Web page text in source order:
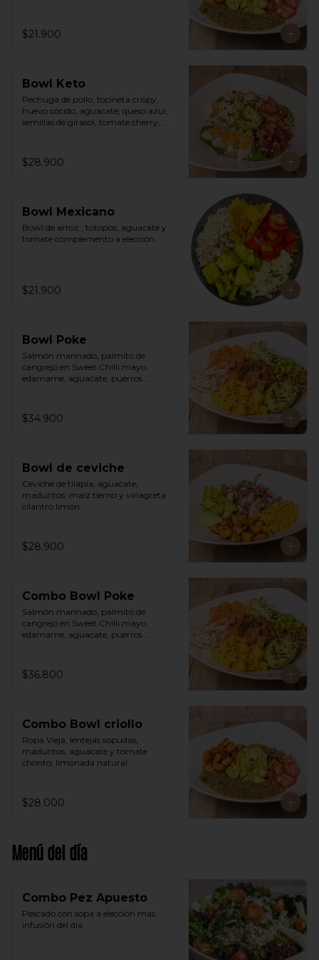
$21.900
Bowl Keto
Pechuga de pollo, tocineta crispy,
huevo cocido, aguacate, queso azul,
semillas de girasol, tomate cherry,
$28.900
Bowl Mexicano
Bowl de arroz , totopos, aguacate y
tomate complemento a elección.
$21.900
Bowl Poke
Salmón marinado, palmito de
cangrejo en Sweet Chilli mayo,
edamame, aguacate, puerros
humedecido con vinagre de sushi.
Vinagreta asiática a base de Hoisin.
$34.900
Bowl de ceviche
Ceviche de tilapia, aguacate,
maduritos, maíz tierno y vinagreta
cilantro limón.
$28.900
Combo Bowl Poke
Salmón marinado, palmito de
cangrejo en Sweet Chilli mayo,
edamame, aguacate, puerros
humedecido con vinagre de sushi.
Vinagreta asiática a base de Hoisin y
$36.800
Combo Bowl criollo
Ropa Vieja, lentejas sopudas,
maduritos, aguacate y tomate
chonto, limonada natural.
$28.000
Menú del día
Combo Pez Apuesto
Pescado con sopa a elección mas
infusión del día.